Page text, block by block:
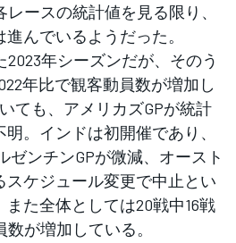
ースの統計値を見る限り、
んでいるようだった。
年シーズンだが、そのう
年比で観客動員数が増加し
ても、アメリカズGPが統計
。インドは初開催であり、
ゼンチンGPが微減、オースト
スケジュール変更で中止とい
た全体としては20戦中16戦
が増加している。